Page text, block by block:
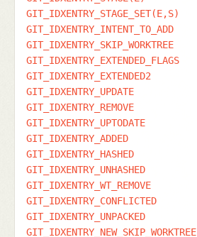
GIT_IDXENTRY_STAGE_SET(E,S)
GIT_IDXENTRY_INTENT_TO_ADD
GIT_IDXENTRY_SKIP_WORKTREE
GIT_IDXENTRY_EXTENDED_FLAGS
GIT_IDXENTRY_EXTENDED2
GIT_IDXENTRY_UPDATE
GIT_IDXENTRY_REMOVE
GIT_IDXENTRY_UPTODATE
GIT_IDXENTRY_ADDED
GIT_IDXENTRY_HASHED
GIT_IDXENTRY_UNHASHED
GIT_IDXENTRY_WT_REMOVE
GIT_IDXENTRY_CONFLICTED
GIT_IDXENTRY_UNPACKED
GIT_IDXENTRY_NEW_SKIP_WORKTREE